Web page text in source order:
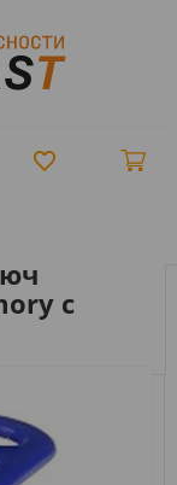
с